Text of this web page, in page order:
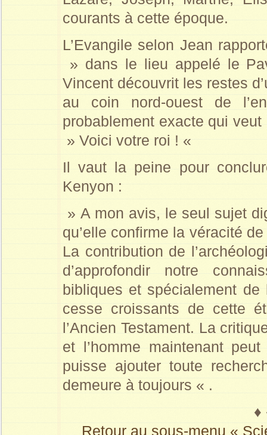
courants à cette époque.
L’Evangile selon Jean
» dans le lieu appelé le
Vincent découvrit les restes
au coin nord-ouest de
probablement exacte qui
» Voici votre roi ! «
Il vaut la peine pour
Kenyon :
» A mon avis, le seul sujet
qu’elle confirme la véracité
La contribution de
d’approfondir notre
bibliques et spécialement de
cesse croissants de cette
l’Ancien Testament. La
et l’homme maintenant
puisse ajouter toute
demeure à toujours « .
♦
Retour au sous-menu «